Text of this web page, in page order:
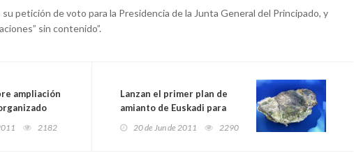
petición de voto para la Presidencia de la Junta General del Principado, y
sin contenido”.
ampliación
Comercio
2182
Lanzan el primer plan de
amianto de Euskadi para
afrontar los riesgos de esta
20 de Jun de 2011 2290